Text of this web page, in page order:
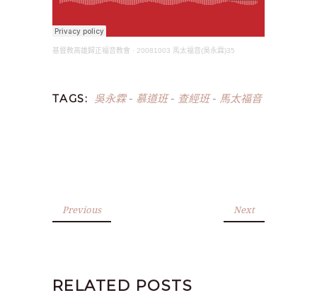
基督教高雄歸正福音教會 · 20081003 馬太福音(吳永霖)35
TAGS: 吳永霖- 慕道班- 查經班- 馬太福音
Previous Next
RELATED POSTS